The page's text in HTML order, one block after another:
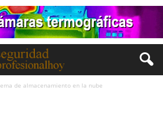
de almacenamiento en la nube